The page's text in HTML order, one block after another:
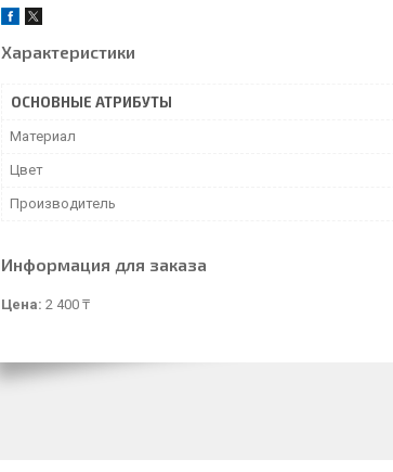
Характеристики
ОСНОВНЫЕ АТРИБУТЫ
Материал
Цвет
Производитель
Информация для заказа
Цена: 2 400 ₸